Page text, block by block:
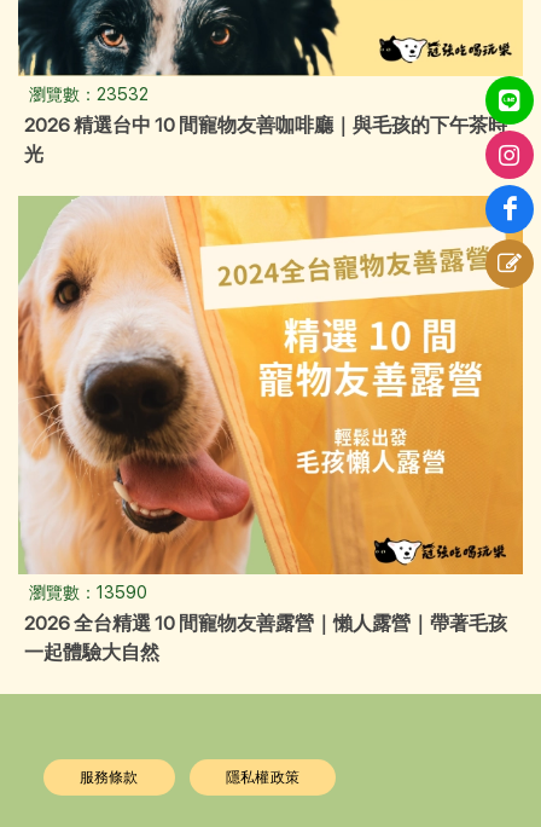
瀏覽數：23532
2026 精選台中 10 間寵物友善咖啡廳｜與毛孩的下午茶時
光
瀏覽數：13590
2026 全台精選 10 間寵物友善露營｜懶人露營｜帶著毛孩
一起體驗大自然
服務條款 隱私權政策